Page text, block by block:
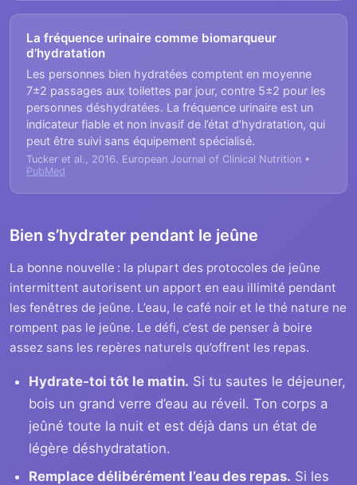
La fréquence urinaire comme biomarqueur
d’hydratation
Les personnes bien hydratées comptent en moyenne
7±2 passages aux toilettes par jour, contre 5±2 pour les
personnes déshydratées. La fréquence urinaire est un
indicateur fiable et non invasif de l’état d’hydratation, qui
peut être suivi sans équipement spécialisé.
Tucker et al., 2016. European Journal of Clinical Nutrition •
PubMed
Bien s’hydrater pendant le jeûne
La bonne nouvelle : la plupart des protocoles de jeûne
intermittent autorisent un apport en eau illimité pendant
les fenêtres de jeûne. L’eau, le café noir et le thé nature ne
rompent pas le jeûne. Le défi, c’est de penser à boire
assez sans les repères naturels qu’offrent les repas.
Hydrate-toi tôt le matin. Si tu sautes le déjeuner,
bois un grand verre d’eau au réveil. Ton corps a
jeûné toute la nuit et est déjà dans un état de
légère déshydratation.
Remplace délibérément l’eau des repas. Si les